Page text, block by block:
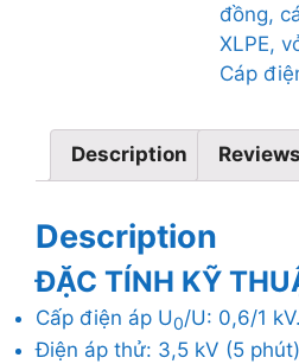
quantity
đồng,
XLPE,
Cáp
Description
Description
ĐẶC TÍNH KỸ
Cấp điện áp U0/U: 0,6/1 kV.
Điện áp thử: 3,5 kV (5